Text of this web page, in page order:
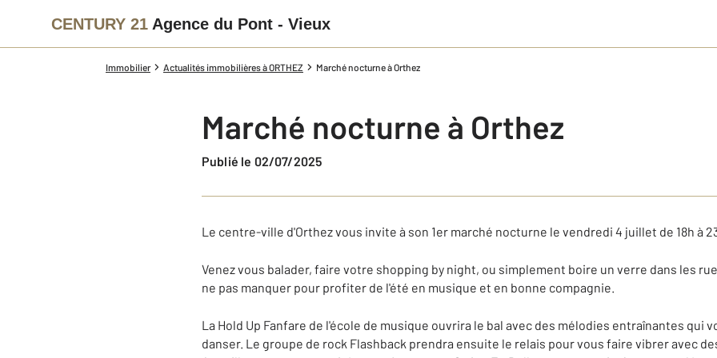
CENTURY 21 Agence du Pont - Vieux
Immobilier Actualités immobilières à ORTHEZ Marché nocturne à Orthez
Marché nocturne à Orthez
Publié le 02/07/2025
Le centre-ville d'Orthez vous invite à son 1er marché nocturne le vendredi 4 juillet de 18h à
Venez vous balader, faire votre shopping by night, ou simplement boire un verre dans les
ne pas manquer pour profiter de l'été en musique et en bonne compagnie.
La Hold Up Fanfare de l'école de musique ouvrira le bal avec des mélodies entraînantes qui
danser. Le groupe de rock Flashback prendra ensuite le relais pour vous faire vibrer avec